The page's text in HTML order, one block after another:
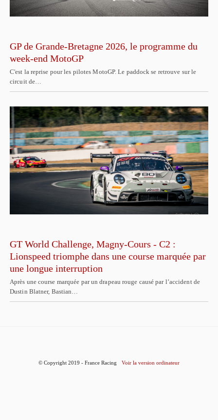
GP de Grande-Bretagne 2026, le programme du
week-end MotoGP
C'est la reprise pour les pilotes MotoGP. Le paddock se retrouve sur le
circuit de…
GT World Challenge, Magny-Cours - C2 :
Lionspeed triomphe dans une course marquée par
une longue interruption
Après une course marquée par un drapeau rouge causé par l’accident de
Dustin Blatner, Bastian…
© Copyright 2019 - France Racing Voir la version ordinateur